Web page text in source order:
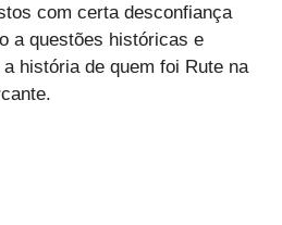
com certa desconfiança
a questões históricas e
história de quem foi Rute na